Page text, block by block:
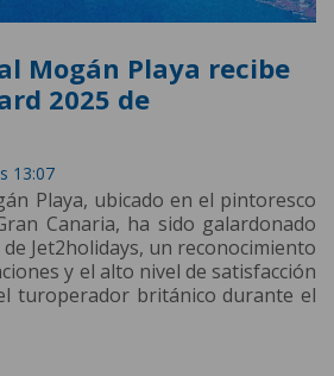
Mogán Playa recibe
2025 de
13:07
Playa, ubicado en el pintoresco
Canaria, ha sido galardonado
Jet2holidays, un reconocimiento
y el alto nivel de satisfacción
turoperador británico durante el